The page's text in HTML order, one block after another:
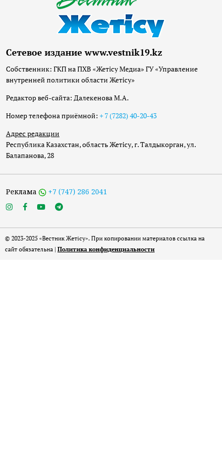
Сетевое издание www.vestnik19.kz
Собственник: ГКП на ПХВ «Жетісу Медиа» ГУ «Управление
внутренней политики области Жетісу»
Редактор веб-сайта: Далекенова М.А.
Номер телефона приёмной: + 7 (7282) 40-20-43
Адрес редакции
Республика Казахстан, область Жетісу, г. Талдыкорган, ул.
Балапанова, 28
Реклама +7 (747) 286 2041
© 2023-2025 «Вестник Жетісу». При копировании материалов ссылка на
сайт обязательна | Политика конфиденциальности